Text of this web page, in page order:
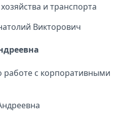
и транспорта
работе с корпоративными